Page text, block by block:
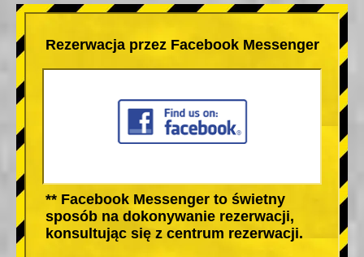
Rezerwacja przez Facebook Messenger
** Facebook Messenger to świetny
sposób na dokonywanie rezerwacji,
konsultując się z centrum rezerwacji.